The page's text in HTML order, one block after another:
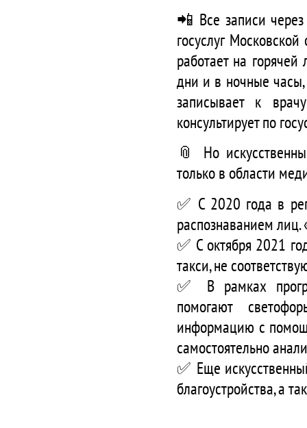
📲 Все записи через
госуслуг
работает на
дни и в ночные часы,
записывает к
консультирует по
📎 Но
только в области
✅ С 2020 года в
распознаванием
✅ С октября 2021
такси, не
✅ В рамках
помогают
информацию с
самостоятельно
✅ Еще
благоустройства, а